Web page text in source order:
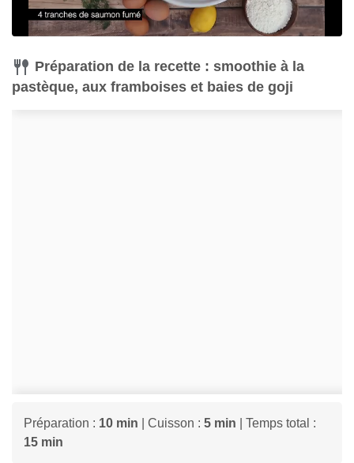
Préparation de la recette : smoothie à la
pastèque, aux framboises et baies de goji
Préparation : 10 min | Cuisson : 5 min | Temps total :
15 min